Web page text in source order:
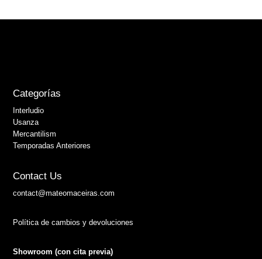
Categorías
Interludio
Usanza
Mercantilism
Temporadas Anteriores
Contact Us
contact@mateomaceiras.com
Política de cambios y devoluciones
Showroom (con cita previa)